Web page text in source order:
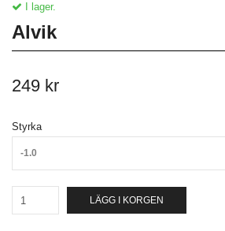
I lager.
Alvik
249 kr
Styrka
-1.0
LÄGG I KORGEN